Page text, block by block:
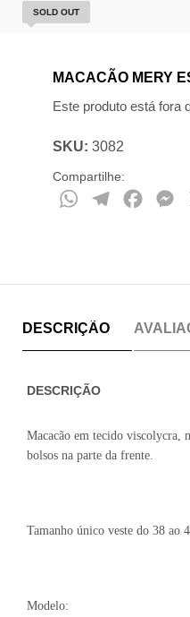
SOLD OUT
MACACÃO MERY
Este produto está fora
SKU: 3082
Compartilhe:
WhatsAppTelegram
DESCRIÇÃO
DESCRIÇÃO
Macacão em tecido viscolycra,
bolsos na parte da frente.
Tamanho único veste do 38 ao
Modelo: